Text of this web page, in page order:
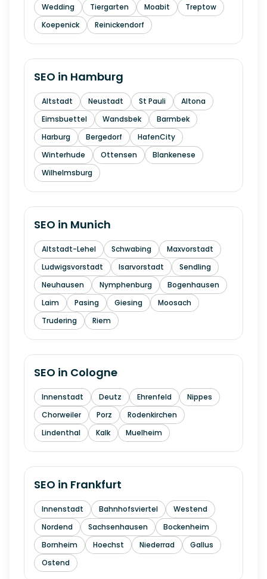
Wedding
Tiergarten Moabit
Treptow
Koepenick
Reinickendorf
SEO in Hamburg
Altstadt Neustadt St Pauli
Altona
Eimsbuettel
Wandsbek
Barmbek
Harburg
Bergedorf
HafenCity
Winterhude
Ottensen
Blankenese
Wilhelmsburg
SEO in Munich
Altstadt-Lehel Schwabing
Maxvorstadt
Ludwigsvorstadt
Isarvorstadt
Sendling
Neuhausen
Nymphenburg
Bogenhausen
Laim
Pasing Giesing
Moosach
Trudering
Riem
SEO in Cologne
Innenstadt Deutz Ehrenfeld
Nippes
Chorweiler
Porz
Rodenkirchen
Lindenthal
Kalk Muelheim
SEO in Frankfurt
Innenstadt Bahnhofsviertel
Westend
Nordend
Sachsenhausen
Bockenheim
Bornheim
Hoechst Niederrad
Gallus
Ostend